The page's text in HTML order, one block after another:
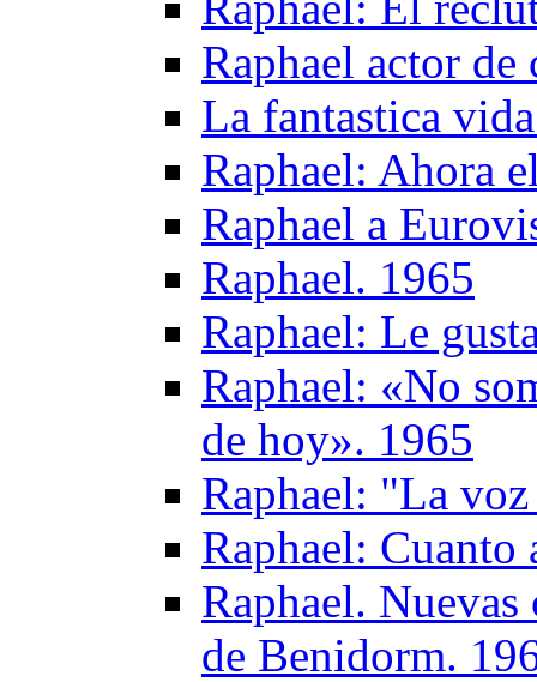
Raphael actor de
La fantastica
Raphael: Ahora
Raphael a
Raphael. 1965
Raphael: Le
Raphael: «No
de hoy». 1965
Raphael: "La
Raphael: Cuanto
Raphael.
de Benidorm.